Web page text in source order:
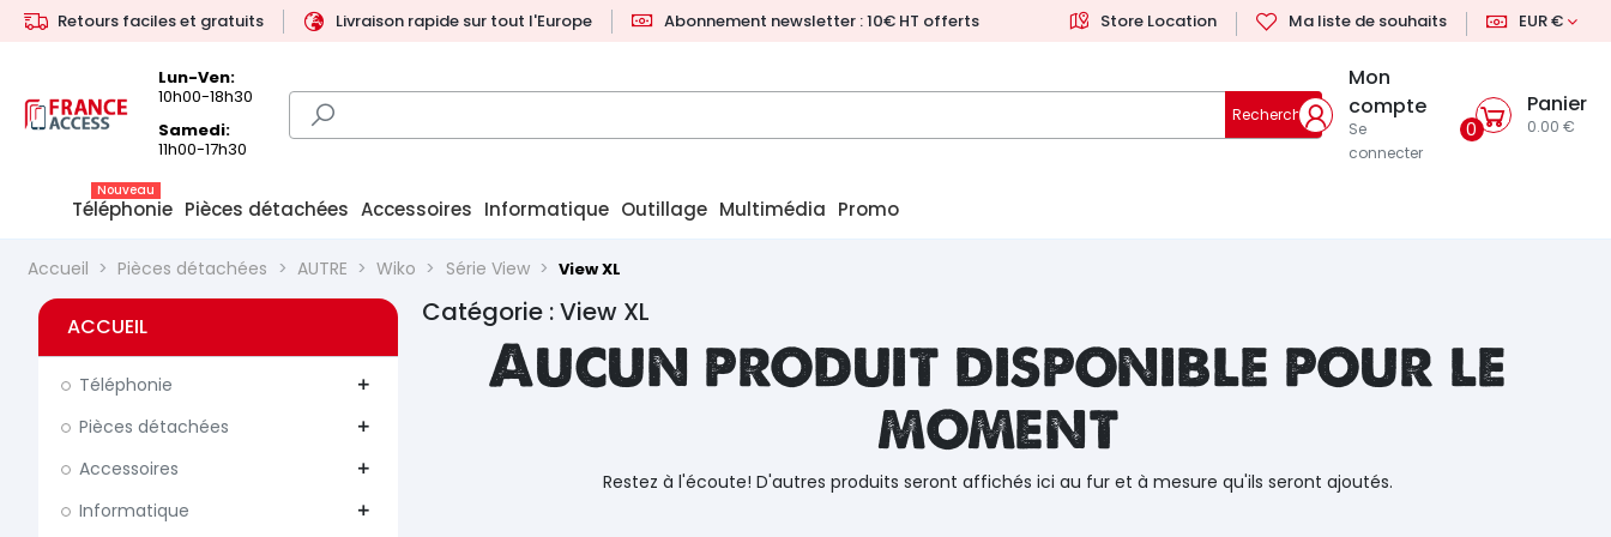
Retours faciles et gratuits Livraison rapide sur tout l'Europe Abonnement newsletter : 10€ HT offerts Store Location Ma liste de souhaits EUR €
Lun-Ven:
10h00-18h30
Samedi:
11h00-17h30
Rechercher
Mon
compte
Se
connecter
0
Panier
0.00 €
Téléphonie
Nouveau
Pièces détachées Accessoires Informatique Outillage Multimédia Promo
Accueil Pièces détachées AUTRE Wiko Série View View XL
ACCUEIL
Téléphonie add
Pièces détachées add
Accessoires add
Informatique add
Catégorie : View XL
Aucun produit disponible pour le
moment
Restez à l'écoute! D'autres produits seront affichés ici au fur et à mesure qu'ils seront ajoutés.